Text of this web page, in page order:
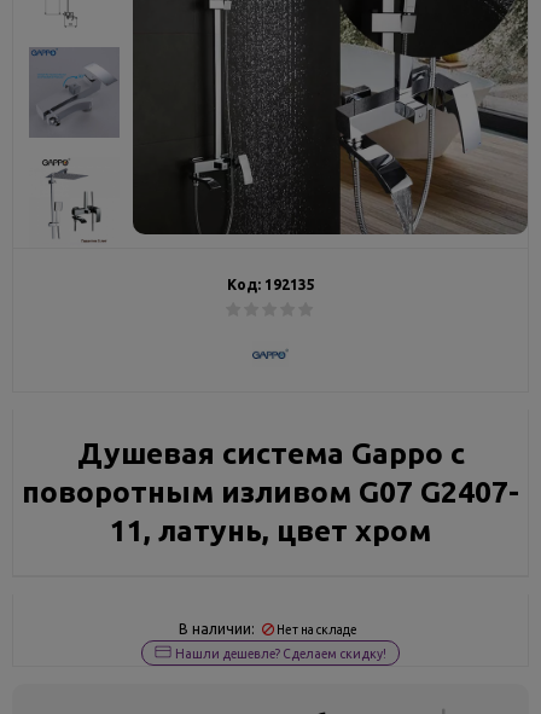
Код: 192135
Душевая система Gappo с
поворотным изливом G07 G2407-
11, латунь, цвет хром
В наличии: Нет на складе
Нашли дешевле? Сделаем скидку!